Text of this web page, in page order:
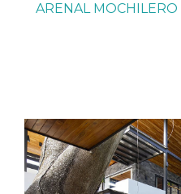
ARENAL MOCHILERO